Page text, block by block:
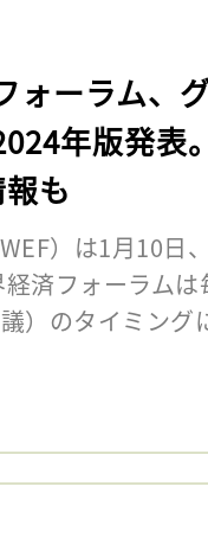
ォーラム、
年版発表
も
）は1月10日
済フォーラム
）のタイミン